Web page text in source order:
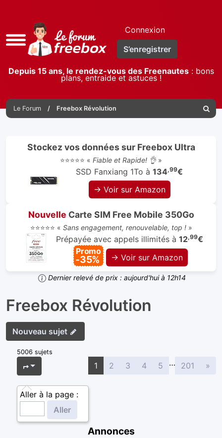
Accès
rapide
Connexion
S’enregistrer
Depuis 15 ans, le rendez-vous des Freenautes: bons
plans, entraide et astuces !
Le Forum Freebox Révolution
Stockez vos données sur Freebox Ultra
⭐⭐⭐⭐⭐ « Fiable et Rapide! 👌»
SSD Fanxiang 1To à 134,99€
→ Voir sur Amazon
Nouvelle Carte SIM Free Mobile 350Go
⭐⭐⭐⭐⭐ « Sans engagement, renouvelable, top !»
Prépayée avec appels illimités à 12,99€
Promo
-35% → Voir sur Amazon
Dernier relevé de prix : aujourd'hui à 12h14
Freebox Révolution
Nouveau sujet
5006 sujets
Page
Aller à la page :
1 2 3 4 5 … 201 »
Annonces